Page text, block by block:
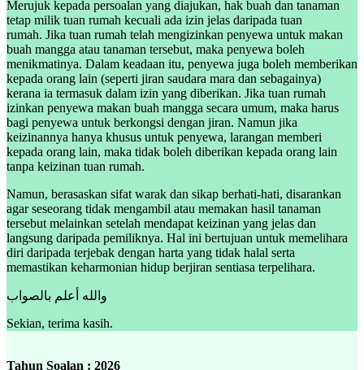
Merujuk kepada persoalan yang diajukan, hak buah dan tanaman
tetap milik tuan rumah kecuali ada izin jelas daripada tuan
rumah. Jika tuan rumah telah mengizinkan penyewa untuk makan
buah mangga atau tanaman tersebut, maka penyewa boleh
menikmatinya. Dalam keadaan itu, penyewa juga boleh memberikan
kepada orang lain (seperti jiran saudara mara dan sebagainya)
kerana ia termasuk dalam izin yang diberikan. Jika tuan rumah
izinkan penyewa makan buah mangga secara umum, maka harus
bagi penyewa untuk berkongsi dengan jiran. Namun jika
keizinannya hanya khusus untuk penyewa, larangan memberi
kepada orang lain, maka tidak boleh diberikan kepada orang lain
tanpa keizinan tuan rumah.
Namun, berasaskan sifat warak dan sikap berhati-hati, disarankan
agar seseorang tidak mengambil atau memakan hasil tanaman
tersebut melainkan setelah mendapat keizinan yang jelas dan
langsung daripada pemiliknya. Hal ini bertujuan untuk memelihara
diri daripada terjebak dengan harta yang tidak halal serta
memastikan keharmonian hidup berjiran sentiasa terpelihara.
والله أعلم بالصواب
Sekian, terima kasih.
Tahun Soalan : 2026